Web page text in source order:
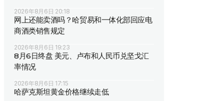
2026年8月6日 20:18
网上还能卖酒吗？哈贸易和一体化部回应电
商酒类销售规定
2026年8月6日 19:23
8月6日终盘 美元、卢布和人民币兑坚戈汇
率情况
2026年8月6日 17:15
哈萨克斯坦黄金价格继续走低